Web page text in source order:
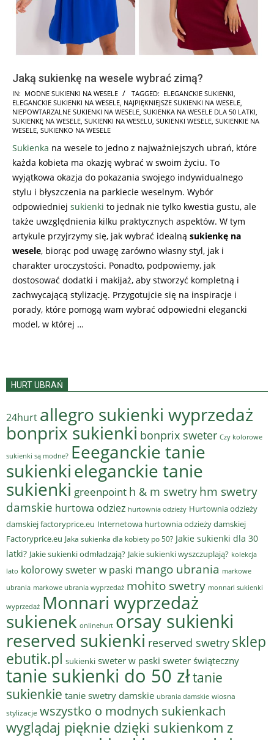
Jaką sukienkę na wesele wybrać zimą?
2026-
04-
12
IN: MODNE SUKIENKI NA WESELE TAGGED: ELEGANCKIE SUKIENKI,
ELEGANCKIE SUKIENKI NA WESELE, NAJPIĘKNIEJSZE SUKIENKI NA WESELE,
NIEPOWTARZALNE SUKIENKI NA WESELE, SUKIENKA NA WESELE DLA 50 LATKI,
SUKIENKĘ NA WESELE, SUKIENKI NA WESELU, SUKIENKI WESELE, SUKIENKIE NA
WESELE, SUKIENKO NA WESELE
Sukienka na wesele to jedno z najważniejszych ubrań, które
każda kobieta ma okazję wybrać w swoim życiu. To
wyjątkowa okazja do pokazania swojego indywidualnego
stylu i błyszczenia na parkiecie weselnym. Wybór
odpowiedniej sukienki to jednak nie tylko kwestia gustu, ale
także uwzględnienia kilku praktycznych aspektów. W tym
artykule przyjrzymy się, jak wybrać idealną sukienkę na
wesele, biorąc pod uwagę zarówno własny styl, jak i
charakter uroczystości. Ponadto, podpowiemy, jak
dostosować dodatki i makijaż, aby stworzyć kompletną i
zachwycającą stylizację. Przygotujcie się na inspiracje i
porady, które pomogą wam wybrać odpowiedni elegancki
model, w której …
HURT UBRAŃ
24hurt allegro sukienki wyprzedaż
bonprix sukienki bonprix sweter Czy kolorowe
sukienki są modne? Eeeganckie tanie
sukienkieleganckie tanie
sukienki greenpoint h & m swetry hm swetry
damskie hurtowa odziez hurtownia odzieży Hurtownia odzieży
damskiej factoryprice.eu Internetowa hurtownia odzieży damskiej
Factoryprice.eu Jaka sukienka dla kobiety po 50? Jakie sukienki dla 30
latki? Jakie sukienki odmładzają? Jakie sukienki wyszczuplają? kolekcja
lato kolorowy sweter w paski mango ubrania markowe
ubrania markowe ubrania wyprzedaż mohito swetry monnari sukienki
wyprzedaż Monnari wyprzedaż
sukienek onlinehurt orsay sukienki
reserved sukienki reserved swetry sklep
ebutik.pl sukienki sweter w paski sweter świąteczny
tanie sukienki do 50 złtanie
sukienkie tanie swetry damskie ubrania damskie wiosna
stylizacje wszystko o modnych sukienkach
wyglądaj pięknie dzięki sukienkom z